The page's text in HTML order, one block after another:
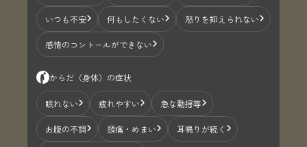
いつも不安 何もしたくない 怒りを抑えられない
感情のコントールができない
からだ（身体）の症状
眠れない 疲れやすい 急な動揺等
お腹の不調 頭痛・めまい 耳鳴りが続く